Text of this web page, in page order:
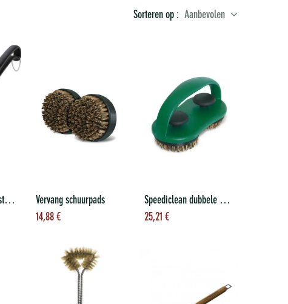
Sorteren op : Aanbevolen
Rvs parallel grillborstel + schraper
Toevoegen aan
winkelwagen
Vervang schuurpads
14,88 €
winkelwagen
Speediclean dubbele borstel
25,21 €